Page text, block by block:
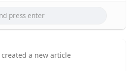
created a new article